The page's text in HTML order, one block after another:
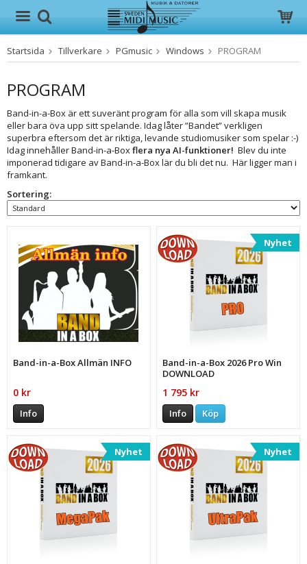
Produkten har blivit tillagd i varukorgen
Startsida Tillverkare PGmusic Windows PROGRAM
PROGRAM
Band-in-a-Box är ett suveränt program för alla som vill skapa musik
eller bara öva upp sitt spelande. Idag låter ”Bandet” verkligen
superbra eftersom det är riktiga, levande studiomusiker som spelar :-)
Idag innehåller Band-in-a-Boxflera nya AI-funktioner! Blev du inte
imponerad tidigare av Band-in-a-Box lär du bli det nu. Här ligger man i
framkant.
Sortering:
Band-in-a-Box Allmän INFO
0 kr
Info
Nyhet
Band-in-a-Box 2026 Pro Win
DOWNLOAD
1 795 kr
Info Köp
Nyhet Nyhet